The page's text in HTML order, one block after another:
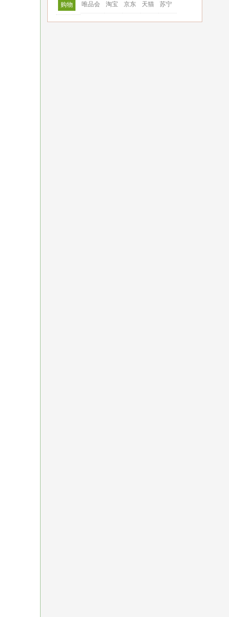
购物 唯品会 淘宝 京东 天猫 苏宁